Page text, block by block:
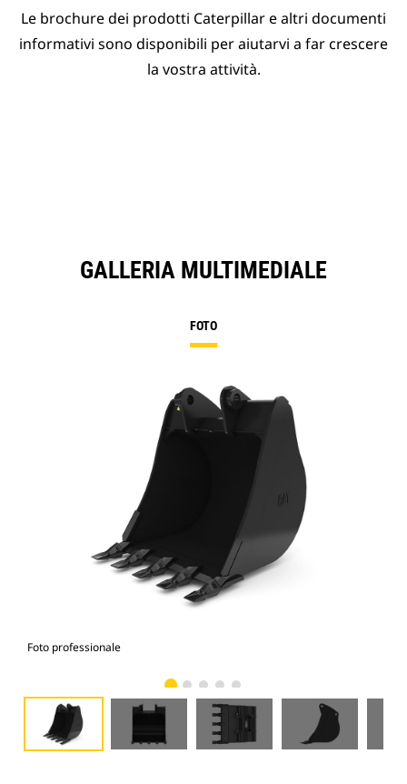
Le brochure dei prodotti Caterpillar e altri documenti
informativi sono disponibili per aiutarvi a far crescere
la vostra attività.
GALLERIA MULTIMEDIALE
FOTO
Foto professionale